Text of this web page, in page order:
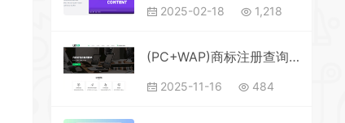
2025-02-18 1,218
(PC+WAP)商标注册查询网站模板 专利申请网站源码
2025-11-16 484